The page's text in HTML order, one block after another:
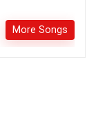
More Songs